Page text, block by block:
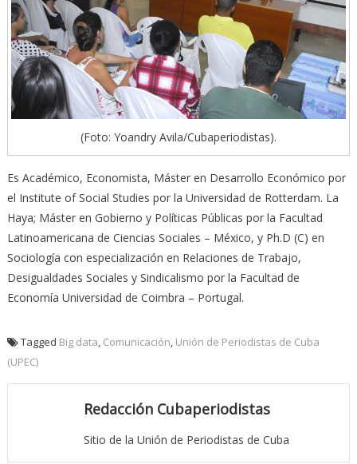
(Foto: Yoandry Avila/Cubaperiodistas).
Es Académico, Economista, Máster en Desarrollo Económico por
el Institute of Social Studies por la Universidad de Rotterdam. La
Haya; Máster en Gobierno y Políticas Públicas por la Facultad
Latinoamericana de Ciencias Sociales – México, y Ph.D (C) en
Sociología con especialización en Relaciones de Trabajo,
Desigualdades Sociales y Sindicalismo por la Facultad de
Economía Universidad de Coimbra – Portugal.
Tagged Big data, Comunicación, Unión de Periodistas de Cuba
(UPEC)
Redacción Cubaperiodistas
Sitio de la Unión de Periodistas de Cuba